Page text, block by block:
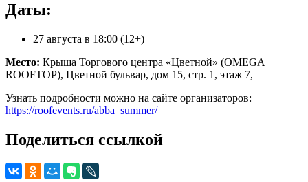
Даты:
27 августа в 18:00 (12+)
Место: Крыша Торгового центра «Цветной» (OMEGA
ROOFTOP), Цветной бульвар, дом 15, стр. 1, этаж 7,
Узнать подробности можно на сайте организаторов:
https://roofevents.ru/abba_summer/
Поделиться ссылкой